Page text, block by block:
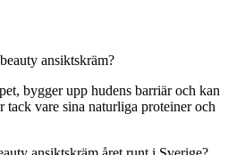
ansiktskräm?
bygger upp hudens barriär och kan
tack vare sina naturliga proteiner och